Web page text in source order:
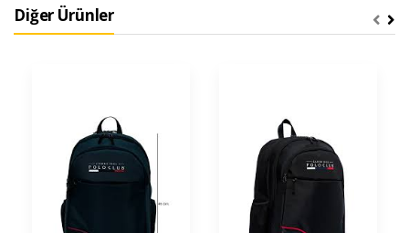
Diğer Ürünler